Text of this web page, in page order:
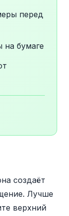
перед
на бумаге
создаёт
Лучше
верхний